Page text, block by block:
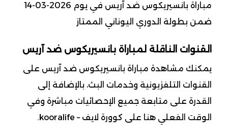
مباراة بانسيريكوس ضد آريس في يوم 2026-03-14
ضمن بطولة الدوري اليوناني الممتاز
القنوات الناقلة لمباراة بانسيريكوس ضد آريس
يمكنك مشاهدة مباراة بانسيريكوس ضد آريس على
القنوات التلفزيونية وخدمات البث، بالإضافة إلى
القدرة على متابعة جميع الإحصائيات مباشرة وفي
الوقت الفعلي هنا على كوورة لايف – kooralife.